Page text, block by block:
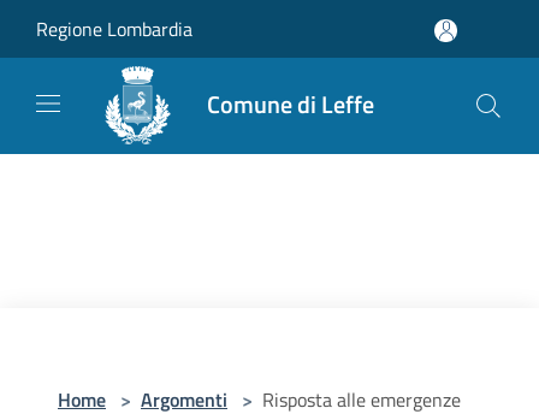
Regione Lombardia
Comune di Leffe
Home > Argomenti > Risposta alle emergenze